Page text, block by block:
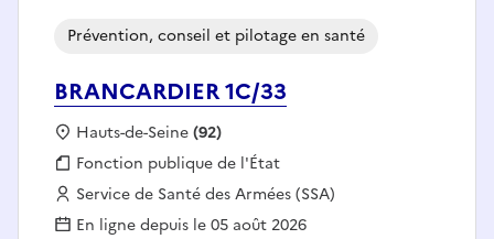
BRANCARDIER 1C/33
Prévention, conseil et pilotage en santé
Localisation :
Hauts-de-Seine(92)
Fonction publique :
Fonction publique de l'État
Employeur :
Service de Santé des Armées (SSA)
En ligne depuis le 05 août 2026